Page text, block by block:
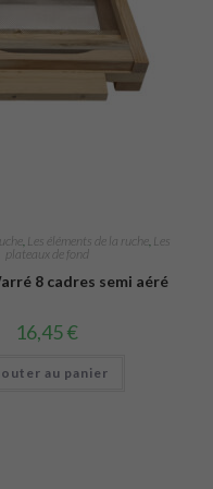
, Les éléments de la ruche, Les
plateaux de fond
8 cadres semi aéré
16,45€
au panier